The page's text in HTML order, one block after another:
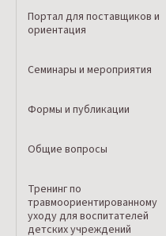
Портал для поставщиков и
ориентация
Семинары и мероприятия
Формы и публикации
Общие вопросы
Тренинг по
травмоориентированному
уходу для воспитателей
детских учреждений